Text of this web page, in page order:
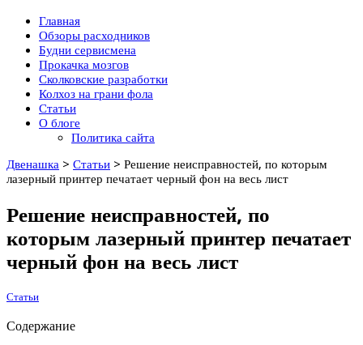
Главная
Обзоры расходников
Будни сервисмена
Прокачка мозгов
Сколковские разработки
Колхоз на грани фола
Статьи
О блоге
Политика сайта
Двенашка > Статьи > Решение неисправностей, по которым
лазерный принтер печатает черный фон на весь лист
Решение неисправностей, по
которым лазерный принтер печатает
черный фон на весь лист
Статьи
Содержание